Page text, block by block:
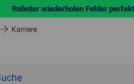
Roboter wiederholen Fehler
Karriere